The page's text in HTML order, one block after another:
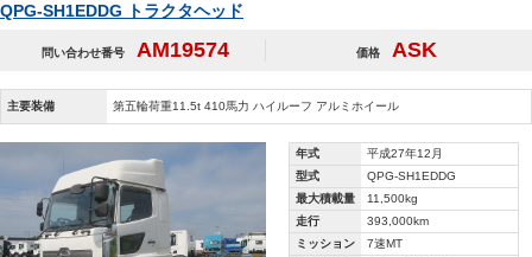
QPG-SH1EDDG トラクタヘッド
問い合わせ番号 AM19574 価格 ASK
主要装備 第五輪荷重11.5t 410馬力 ハイルーフ アルミホイール
年式
平成27年12月
型式
QPG-SH1EDDG
最大積載量
11,500kg
走行
393,000km
ミッション
7速MT